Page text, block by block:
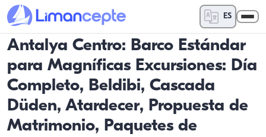
ES
Antalya Centro: Barco Estándar
para Magníficas Excursiones: Día
Completo, Beldibi, Cascada
Düden, Atardecer, Propuesta de
Matrimonio, Paquetes de